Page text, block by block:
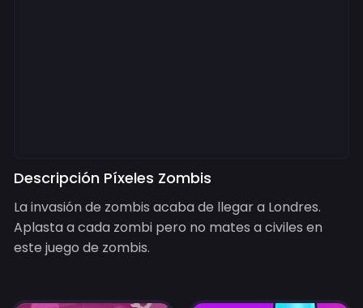
Descripción Píxeles Zombis
La invasión de zombis acaba de llegar a Londres.
Aplasta a cada zombi pero no mates a civiles en
este juego de zombis.